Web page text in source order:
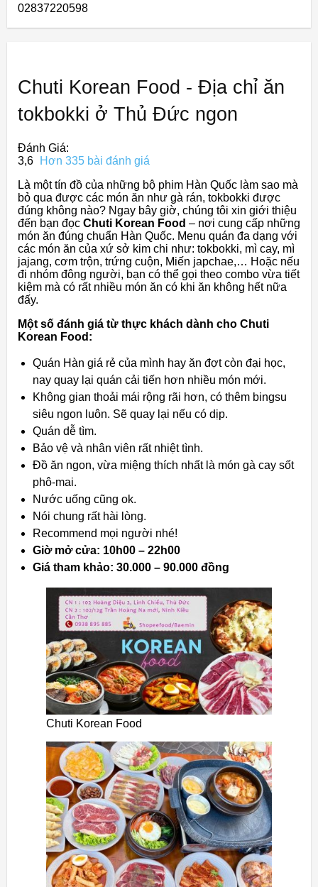
02837220598
Chuti Korean Food - Địa chỉ ăn
tokbokki ở Thủ Đức ngon
Đánh Giá:
3,6
Hơn 335 bài đánh giá
Là một tín đồ của những bộ phim Hàn Quốc làm sao mà
bỏ qua được các món ăn như gà rán, tokbokki được
đúng không nào? Ngay bây giờ, chúng tôi xin giới thiệu
đến bạn đọc Chuti Korean Food – nơi cung cấp những
món ăn đúng chuẩn Hàn Quốc. Menu quán đa dạng với
các món ăn của xứ sở kim chi như: tokbokki, mì cay, mì
jajang, cơm trộn, trứng cuộn, Miến japchae,… Hoặc nếu
đi nhóm đông người, bạn có thể gọi theo combo vừa tiết
kiệm mà có rất nhiều món ăn có khi ăn không hết nữa
đấy.
Một số đánh giá từ thực khách dành cho Chuti
Korean Food:
Quán Hàn giá rẻ của mình hay ăn đợt còn đại học,
nay quay lại quán cải tiến hơn nhiều món mới.
Không gian thoải mái rộng rãi hơn, có thêm bingsu
siêu ngon luôn. Sẽ quay lại nếu có dịp.
Quán dễ tìm.
Bảo vệ và nhân viên rất nhiệt tình.
Đồ ăn ngon, vừa miệng thích nhất là món gà cay sốt
phô-mai.
Nước uống cũng ok.
Nói chung rất hài lòng.
Recommend mọi người nhé!
Giờ mở cửa: 10h00 – 22h00
Giá tham khảo: 30.000 – 90.000 đồng
Chuti Korean Food